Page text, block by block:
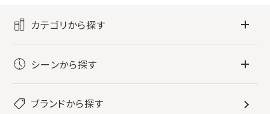
カテゴリから探す
レディース香水
バス・ボディケア
すべてのバス・ボディケア
ホームフレグランス
シーンから探す
ブランドから探す